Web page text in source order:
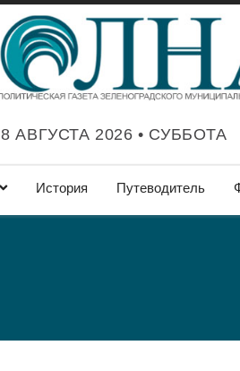
8 АВГУСТА 2026 • СУББОТА
История Путеводитель